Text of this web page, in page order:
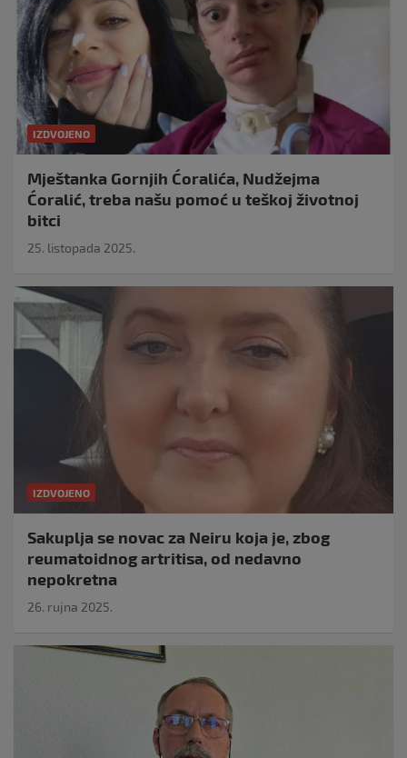
IZDVOJENO
Mještanka Gornjih Ćoralića, Nudžejma
Ćoralić, treba našu pomoć u teškoj životnoj
bitci
25. listopada 2025.
IZDVOJENO
Sakuplja se novac za Neiru koja je, zbog
reumatoidnog artritisa, od nedavno
nepokretna
26. rujna 2025.